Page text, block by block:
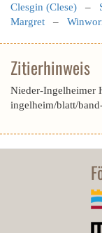
Clesgin (Clese) –
Margret –
Zitierhinweis
Nieder-Ingelheimer
ingelheim/blatt/